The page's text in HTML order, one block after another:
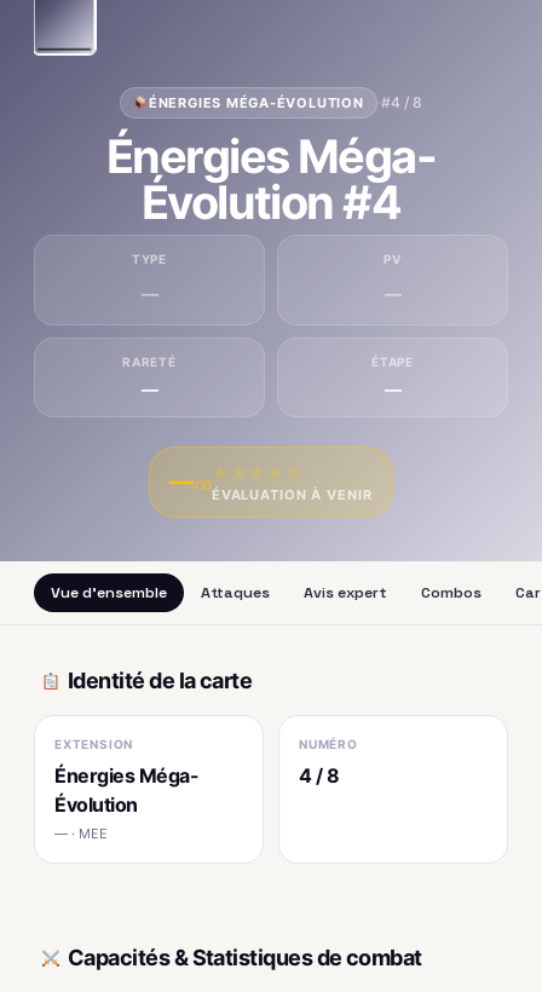
ÉNERGIES MÉGA-ÉVOLUTION ·#4 / 8
Énergies Méga-
Évolution #4
TYPE
—
PV
—
RARETÉ
—
ÉTAPE
—
—/10
★ ★ ★ ★ ★
ÉVALUATION À VENIR
Vue d'ensemble Attaques Avis expert Combos
Identité de la carte
EXTENSION
Énergies Méga-
Évolution
— · MEE
NUMÉRO
4 / 8
Capacités & Statistiques de combat